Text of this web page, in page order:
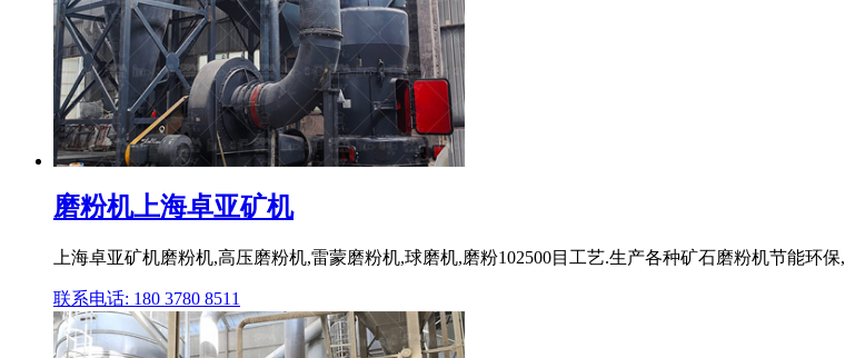
磨粉机上海卓亚矿机
上海卓亚矿机磨粉机,高压磨粉机,雷蒙磨粉机,球磨机,磨粉102500目工艺.生产各种矿石磨粉机节能环保,
联系电话: 180 3780 8511